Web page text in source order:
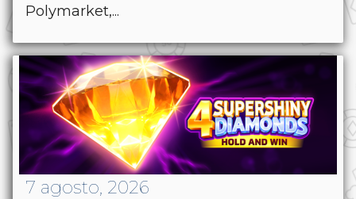
Polymarket,...
7 agosto, 2026